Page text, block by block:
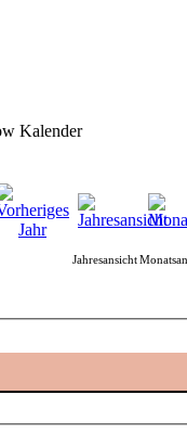
Kalender
Jahresansicht